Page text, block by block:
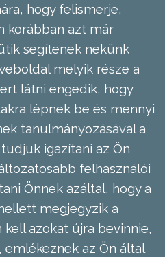
hogy felismerje,
korábban azt már
segítenek nekünk
melyik része a
látni engedik, hogy
lépnek be és mennyi
tanulmányozásával a
igazítani az Ön
felhasználói
Önnek azáltal, hogy a
megjegyzik a
azokat újra bevinnie,
emlékeznek az Ön által